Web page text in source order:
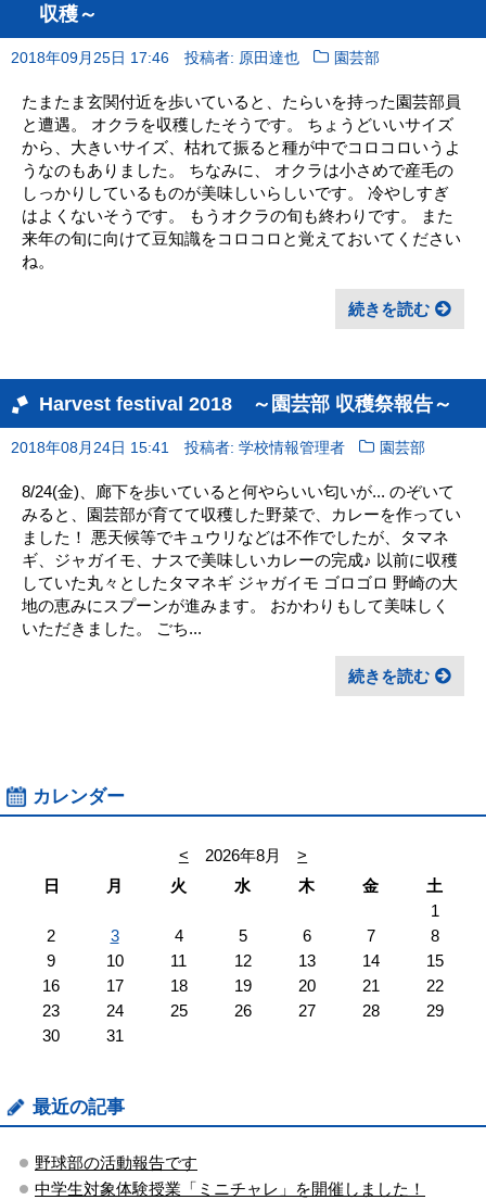
収穫～
2018年09月25日 17:46 投稿者: 原田達也 園芸部
たまたま玄関付近を歩いていると、たらいを持った園芸部員
と遭遇。 オクラを収穫したそうです。 ちょうどいいサイズ
から、大きいサイズ、枯れて振ると種が中でコロコロいうよ
うなのもありました。 ちなみに、 オクラは小さめで産毛の
しっかりしているものが美味しいらしいです。 冷やしすぎ
はよくないそうです。 もうオクラの旬も終わりです。 また
来年の旬に向けて豆知識をコロコロと覚えておいてください
ね。
続きを読む
Harvest festival 2018 ～園芸部 収穫祭報告～
2018年08月24日 15:41 投稿者: 学校情報管理者 園芸部
8/24(金)、廊下を歩いていると何やらいい匂いが... のぞいて
みると、園芸部が育てて収穫した野菜で、カレーを作ってい
ました！ 悪天候等でキュウリなどは不作でしたが、タマネ
ギ、ジャガイモ、ナスで美味しいカレーの完成♪ 以前に収穫
していた丸々としたタマネギ ジャガイモ ゴロゴロ 野崎の大
地の恵みにスプーンが進みます。 おかわりもして美味しく
いただきました。 ごち...
続きを読む
カレンダー
< 2026年8月
>
日
月 火 水 木 金
土
1
2
3 4 5 6 7
8
9
10 11 12 13 14
15
16
17 18 19 20 21
22
23
24 25 26 27 28
29
30
31
最近の記事
野球部の活動報告です
中学生対象体験授業「ミニチャレ」を開催しました！